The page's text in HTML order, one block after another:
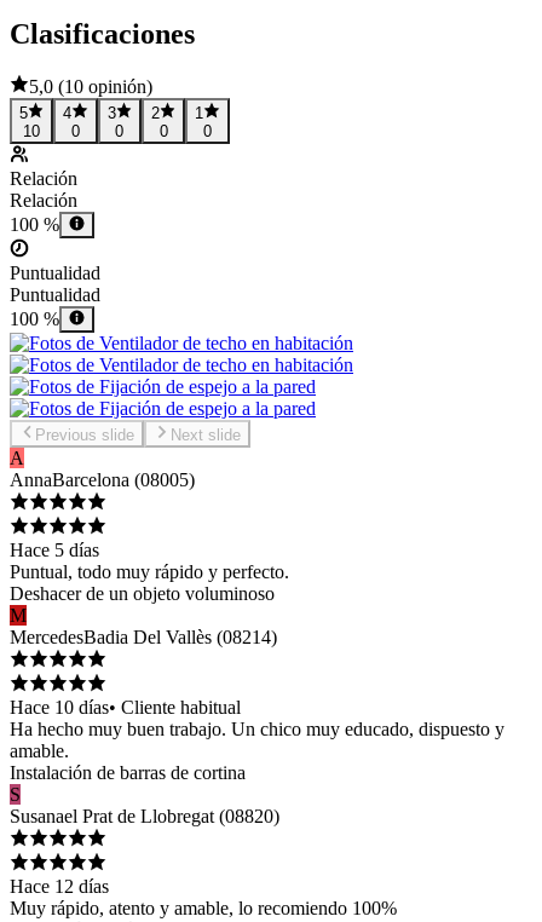
Clasificaciones
5,0 (10 opinión)
5
10
4
0
3
0
2
0
1
0
Relación
Relación
100 %
Puntualidad
Puntualidad
100 %
Previous slide Next slide
A
AnnaBarcelona (08005)
Hace 5 días
Puntual, todo muy rápido y perfecto.
Deshacer de un objeto voluminoso
M
MercedesBadia Del Vallès (08214)
Hace 10 días• Cliente habitual
Ha hecho muy buen trabajo. Un chico muy educado, dispuesto y
amable.
Instalación de barras de cortina
S
Susanael Prat de Llobregat (08820)
Hace 12 días
Muy rápido, atento y amable, lo recomiendo 100%